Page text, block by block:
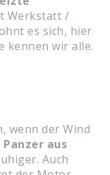
Werkstatt /
es sich, hier
kennen wir alle.
wenn der Wind
aus
Auch